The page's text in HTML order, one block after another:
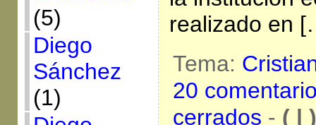
(5)
Diego
Sánchez
(1)
realizado en
Tema:
20
cerrados - ( | )